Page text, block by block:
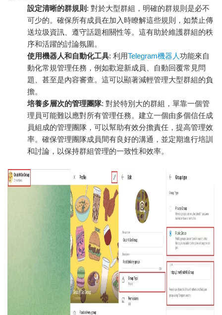
設定清晰的群規則 : 對於大型群組，明確的群規則是必不
可少的。確保所有成員在加入時瞭解這些規則，如禁止傳
送垃圾資訊、遵守話題相關性等。這有助於維護群組的秩
序和活躍的討論氛圍。
使用機器人和自動化工具: 利用Telegram機器人功能來自
動化常規管理任務，例如歡迎新成員、自動回覆常見問
題、甚至是內容審查。這可以顯著減輕管理大型群組的負
擔。
培養多層次的管理團隊: 對於特別大的群組，單靠一個管
理員可能難以應對所有管理任務。建立一個由多個信任成
員組成的管理團隊，可以幫助有效分擔責任，提高管理效
率。確保管理團隊成員間有良好的溝通，並定期進行培訓
和討論，以保持群組管理的一致性和效率。